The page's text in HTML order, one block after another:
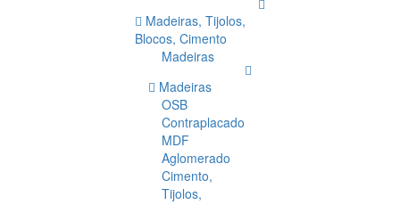
Madeiras, Tijolos,
Blocos, Cimento
Madeiras
Madeiras
OSB
Contraplacado
MDF
Aglomerado
Cimento,
Tijolos,